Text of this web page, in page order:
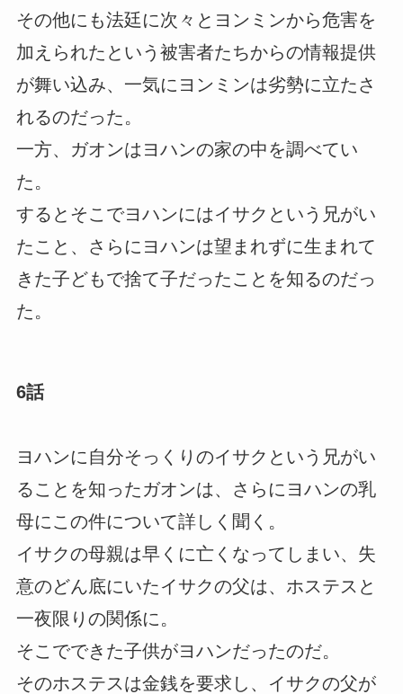
その他にも法廷に次々とヨンミンから危害を
加えられたという被害者たちからの情報提供
が舞い込み、一気にヨンミンは劣勢に立たさ
れるのだった。
一方、ガオンはヨハンの家の中を調べてい
た。
するとそこでヨハンにはイサクという兄がい
たこと、さらにヨハンは望まれずに生まれて
きた子どもで捨て子だったことを知るのだっ
た。
6話
ヨハンに自分そっくりのイサクという兄がい
ることを知ったガオンは、さらにヨハンの乳
母にこの件について詳しく聞く。
イサクの母親は早くに亡くなってしまい、失
意のどん底にいたイサクの父は、ホステスと
一夜限りの関係に。
そこでできた子供がヨハンだったのだ。
そのホステスは金銭を要求し、イサクの父が